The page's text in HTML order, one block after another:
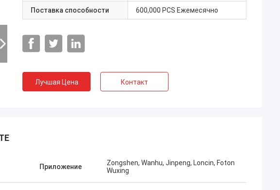
Али Имран
спасибо за то, что привезли
Кумар Афтаб
Я принимаю вашу карточку с
Поставка способности 600,000 PCS Ежемесячно
Лучшая Цена Контакт
Приложение
Zongshen, Wanhu, Jinpeng, Loncin, Foton
Wuxing